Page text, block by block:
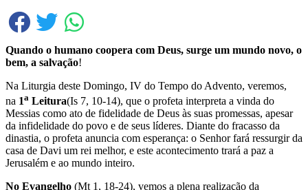
Quando o humano coopera com Deus, surge um mundo novo, o
bem, a salvação!
Na Liturgia deste Domingo, IV do Tempo do Advento, veremos,
na 1a Leitura(Is 7, 10-14), que o profeta interpreta a vinda do
Messias como ato de fidelidade de Deus às suas promessas, apesar
da infidelidade do povo e de seus líderes. Diante do fracasso da
dinastia, o profeta anuncia com esperança: o Senhor fará ressurgir da
casa de Davi um rei melhor, e este acontecimento trará a paz a
Jerusalém e ao mundo inteiro.
No Evangelho (Mt 1, 18-24), vemos a plena realização da